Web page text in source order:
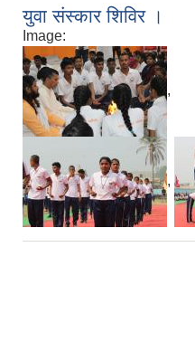
युवा संस्कार शिविर ।
Image:
,
,